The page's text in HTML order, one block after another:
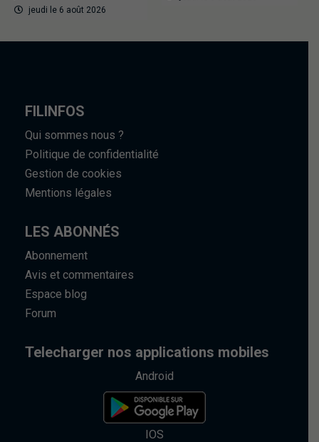
jeudi le 6 août 2026
FILINFOS
Qui sommes nous ?
Politique de confidentialité
Gestion de cookies
Mentions légales
LES ABONNÉS
Abonnement
Avis et commentaires
Espace blog
Forum
Telecharger nos applications mobiles
Android
IOS